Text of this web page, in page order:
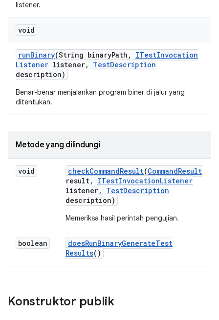
listener.
void
runBinary(String binaryPath , ITestInvocation
Listener listener, TestDescription
description)
Benar-benar menjalankan program biner di jalur yang
ditentukan.
Metode yang dilindungi
void checkCommandResult(CommandResult
result, ITestInvocationListener
listener, TestDescription
description)
Memeriksa hasil perintah pengujian.
boolean doesRunBinaryGenerateTest
Results()
Konstruktor publik